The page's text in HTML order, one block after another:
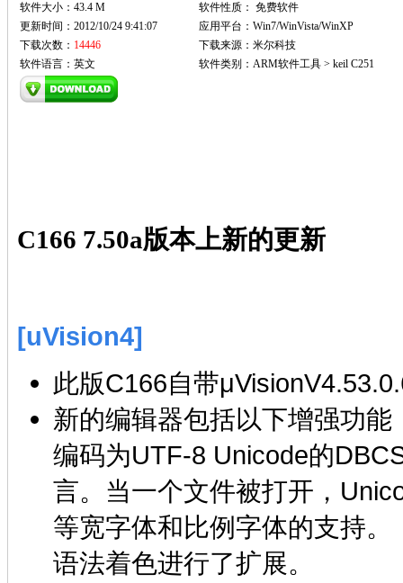
软件大小：43.4 M 软件性质： 免费软件
更新时间：2012/10/24 9:41:07
应用平台：Win7/WinVista/WinXP
下载次数： 14446
下载来源：米尔科技
软件语言：英文
软件类别：ARM软件工具 > keil C251
C166 7.50a版本上新的更新
[uVision4]
此版C166自带
新的编辑器包括以下增强功
编码为UTF-8 Unicode的
言。当一个文件被打开，
等宽字体和比例字体的支持。
语法着色进行了扩展。